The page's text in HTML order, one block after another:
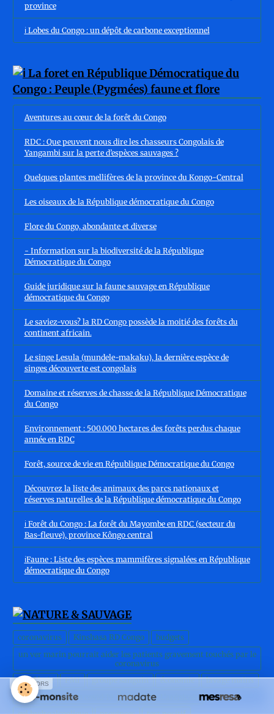
province
ℹ️ Lobes du Congo : un dépôt de carbone exceptionnel
Aventures au cœur de la forêt du Congo
RDC : Que peuvent nous dire les chasseurs Congolais de
Yangambi sur la perte d’espèces sauvages ?
Quelques plantes mellifères de la province du Kongo-Central
Les oiseaux de la République démocratique du Congo
Flore du Congo, abondante et diverse
- Information sur la biodiversité de la République
Démocratique du Congo
Guide juridique sur la faune sauvage en République
démocratique du Congo
Le saviez-vous? la RD Congo possède la moitié des forêts du
continent africain.
Le singe Lesula (mundele-makaku), la dernière espèce de
singes découverte est congolais
Domaine et réserves de chasse de la République Démocratique
du Congo
Environnement : 500.000 hectares des forêts perdus chaque
année en RDC
Forêt, source de vie en République Démocratique du Congo
Découvrez la liste des animaux des parcs nationaux et
réserves naturelles de la République démocratique du Congo
ℹ️ Forêt du Congo : La forêt du Mayombe en RDC (secteur du
Bas-fleuve), province Kôngo central
ℹ️Faune : Liste des espèces mammifères signalées en République
démocratique du Congo
coronavirus Kinshasa RD Congo
budgets
un ver marin pourrait aider les patients gravement touchés par le
coronavirus
pandémie
FMI groupe sanguin économie
lavage mains
Covid-19
vaccin covid-19
Covid-19 : L'arénicole
SPONSORS